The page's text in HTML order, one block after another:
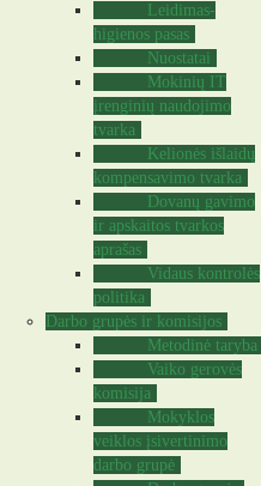
Leidimas-
higienos pasas
Nuostatai
Mokinių IT
įrenginių naudojimo
tvarka
Kelionės išlaidų
kompensavimo tvarka
Dovanų gavimo
ir apskaitos tvarkos
aprašas
Vidaus kontrolės
politika
Darbo grupės ir komisijos
Metodinė taryba
Vaiko gerovės
komisija
Mokyklos
veiklos įsivertinimo
darbo grupė